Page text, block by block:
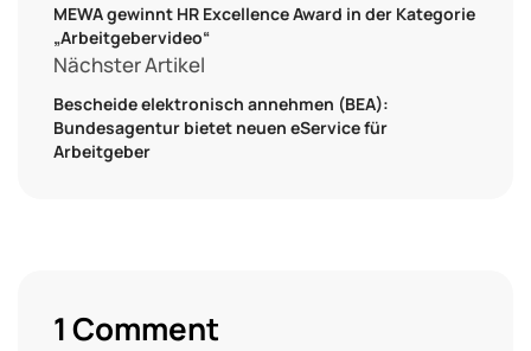
MEWA gewinnt HR Excellence Award in der Kategorie
„Arbeitgebervideo“
Nächster Artikel
Bescheide elektronisch annehmen (BEA):
Bundesagentur bietet neuen eService für
Arbeitgeber
1 Comment